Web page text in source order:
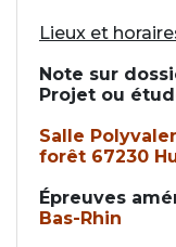
Lieux et
Note sur
Projet ou
Salle
forêt 67230
Épreuves
Bas-Rhin